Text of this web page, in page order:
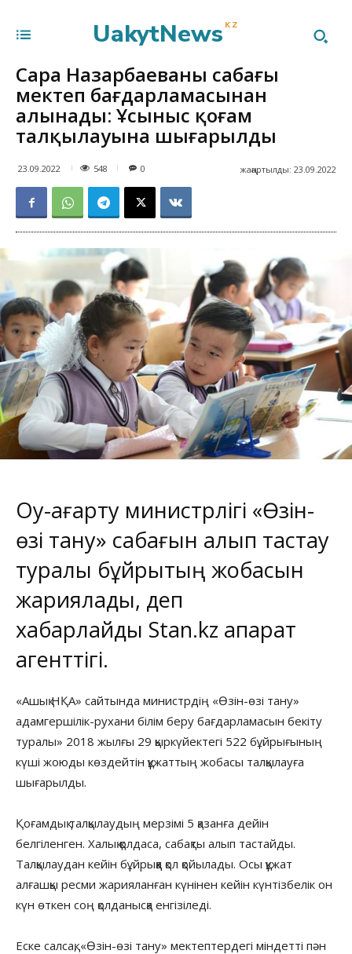
UakytNews KZ
Сара Назарбаеваның сабағы
мектеп бағдарламасынан
алынады: Ұсыныс қоғам
талқылауына шығарылды
23.09.2022 548 жаңартылды: 23.09.2022
0
Оқу-ағарту министрлігі «Өзін-
өзі тану» сабағын алып тастау
туралы бұйрықтың жобасын
жариялады, деп
хабарлайды Stan.kz ақпарат
агенттігі.
«Ашық НҚА» сайтында министрдің «Өзін-өзі тану»
адамгершілік-рухани білім беру бағдарламасын бекіту
туралы» 2018 жылғы 29 қыркүйектегі 522 бұйрығының
күші жоюды көздейтін құжаттың жобасы талқылауға
шығарылды.
Қоғамдық талқылаудың мерзімі 5 қазанға дейін
белгіленген. Халық қолдаса, сабақты алып тастайды.
Талқылаудан кейін бұйрыққа қол қойылады. Осы құжат
алғашқы ресми жарияланған күнінен кейін күнтізбелік он
күн өткен соң қолданысқа енгізіледі.
Еске салсақ, «Өзін-өзі тану» мектептердегі міндетті пән